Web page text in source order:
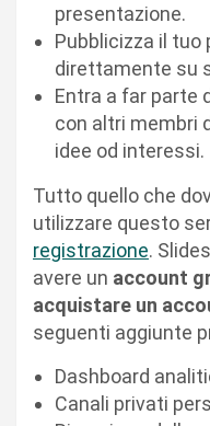
presentazione.
Pubblicizza il
direttamente su
Entra a far parte
con altri membri
idee od interessi.
Tutto quello che
utilizzare questo
registrazione.
avere un account
acquistare un
seguenti aggiunte
Dashboard
Canali privati